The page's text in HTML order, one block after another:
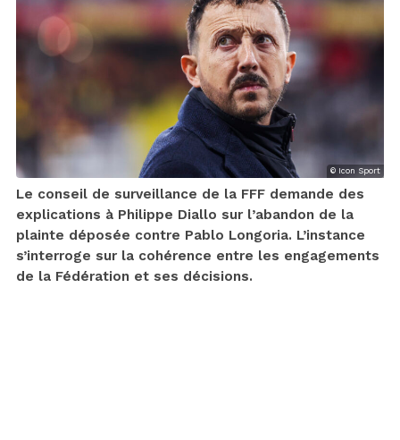
© Icon Sport
Le conseil de surveillance de la FFF demande des
explications à Philippe Diallo sur l’abandon de la
plainte déposée contre Pablo Longoria. L’instance
s’interroge sur la cohérence entre les engagements
de la Fédération et ses décisions.